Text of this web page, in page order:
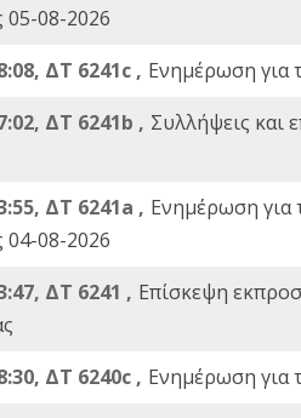
05-08-2026
ΔΤ 6241c , Ενημέρωση για
ΔΤ 6241b , Συλλήψεις και
ΔΤ 6241a , Ενημέρωση για
04-08-2026
ΔΤ 6241 , Επίσκεψη
ΔΤ 6240c , Ενημέρωση για